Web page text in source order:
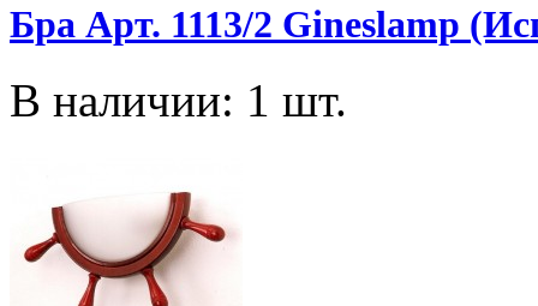
Бра Арт. 1113/2 Gineslamp
В наличии: 1 шт.